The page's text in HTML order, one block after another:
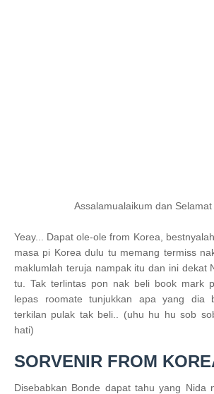
Assalamualaikum dan Selamat
Yeay... Dapat ole-ole from Korea,
masa pi Korea dulu tu memang termiss
maklumlah teruja nampak itu dan ini dekat
tu. Tak terlintas pon nak beli book mark
lepas roomate tunjukkan apa yang dia
terkilan pulak tak beli.. (uhu hu hu sob
hati)
SORVENIR FROM
Disebabkan Bonde dapat tahu yang Nida